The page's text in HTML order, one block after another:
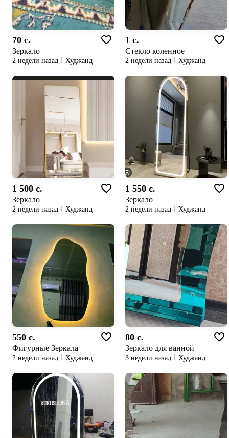
70 c.
Зеркало
2 недели назад Худжанд
1 c.
Cтекло коленное
2 недели назад Худжанд
1 500 c.
Зеркало
2 недели назад Худжанд
1 550 c.
Зеркало
2 недели назад Худжанд
550 c.
Фигурные Зеркала
2 недели назад Худжанд
80 c.
Зеркало для ванной
3 недели назад Худжанд